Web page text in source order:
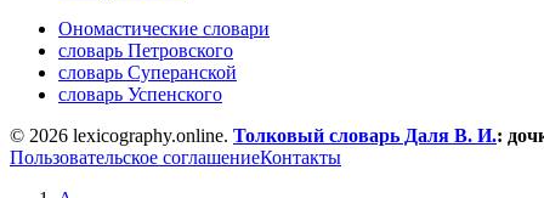
Ономастические словари
словарь Петровского
словарь Суперанской
словарь Успенского
© 2026 lexicography.online. Толковый словарь Даля В. И.:
Пользовательское соглашениеКонтакты